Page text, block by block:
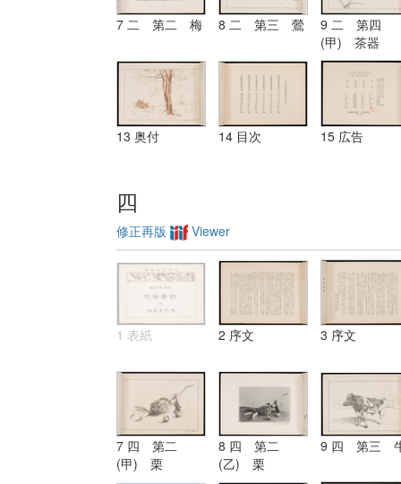
7 二 第二 梅 8 二 第三 鶯
9 二 第四
(甲) 茶器
13 奥付 14 目次 15 広告
四
修正再版 Viewer
1 表紙 2 序文 3 序文
7 四 第二
(甲) 栗
8 四 第二
(乙) 栗
9 四 第三